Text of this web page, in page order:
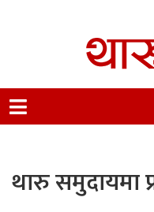
Nepal.
थारु समुदायमा